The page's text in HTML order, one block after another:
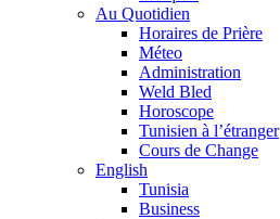
Au Quotidien
Horaires de Prière
Méteo
Administration
Weld Bled
Horoscope
Tunisien à l’étranger
Cours de Change
English
Tunisia
Business